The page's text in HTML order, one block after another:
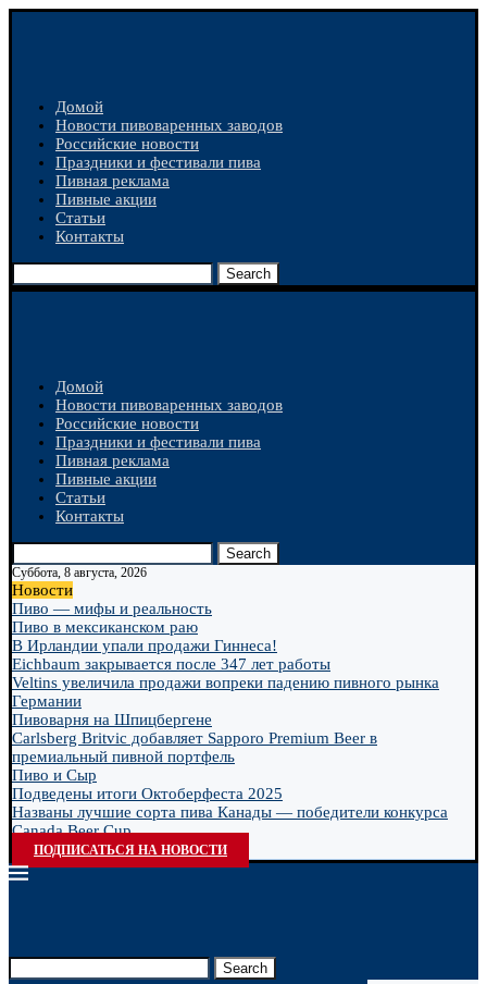
Домой
Новости пивоваренных заводов
Российские новости
Праздники и фестивали пива
Пивная реклама
Пивные акции
Статьи
Контакты
Search
Домой
Новости пивоваренных заводов
Российские новости
Праздники и фестивали пива
Пивная реклама
Пивные акции
Статьи
Контакты
Search
Суббота, 8 августа, 2026
Новости
Пиво — мифы и реальность
Пиво в мексиканском раю
В Ирландии упали продажи Гиннеса!
Eichbaum закрывается после 347 лет работы
Veltins увеличила продажи вопреки падению пивного рынка
Германии
Пивоварня на Шпицбергене
Carlsberg Britvic добавляет Sapporo Premium Beer в
премиальный пивной портфель
Пиво и Сыр
Подведены итоги Октоберфеста 2025
Названы лучшие сорта пива Канады — победители конкурса
Canada Beer Cup...
ПОДПИСАТЬСЯ НА НОВОСТИ
Search